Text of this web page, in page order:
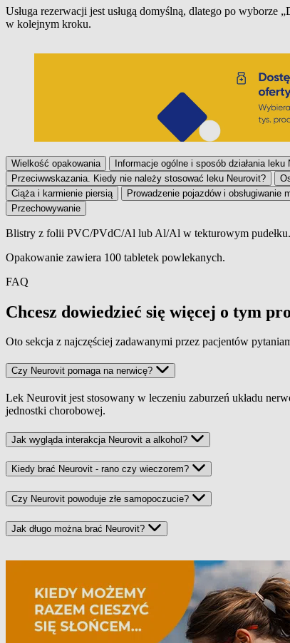
Usługa rezerwacji jest usługą domyślną, dlatego po
w kolejnym kroku.
Wielkość opakowania Informacje ogólne i sposób działania leku
Przeciwwskazania. Kiedy nie należy stosować leku Neurovit?
Ciąża i karmienie piersią
Prowadzenie pojazdów i obsługiwanie
Przechowywanie
Wielkość opakowania
Blistry z folii PVC/PVdC/Al lub Al/Al w tekturowym pudełku.
Opakowanie zawiera 100 tabletek powlekanych.
FAQ
Chcesz dowiedzieć się więcej o tym
Oto sekcja z najczęściej zadawanymi przez pacjentów
Czy Neurovit pomaga na nerwicę?
Lek Neurovit jest stosowany w leczeniu zaburzeń układu
jednostki chorobowej.
Jak wygląda interakcja Neurovit a alkohol?
Kiedy brać Neurovit - rano czy wieczorem?
Czy Neurovit powoduje złe samopoczucie?
Jak długo można brać Neurovit?